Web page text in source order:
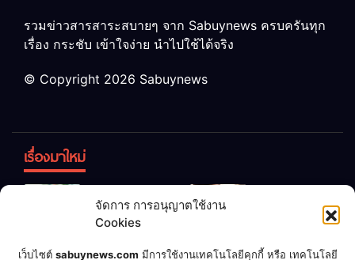
จัดการ การอนุญาตใช้งาน
Cookies
เว็บไซต์ sabuynews.com มีการใช้งานเทคโนโลยีคุกกี้ หรือ เทคโนโลยี
รวมข่าวสารสาระสบายๆ จาก Sabuynews ครบครันทุก
เรื่อง กระชับ เข้าใจง่าย นำไปใช้ได้จริง
© Copyright 2026 Sabuynews
เรื่องมาใหม่
ทิ้ง! เปลี่ยน
เป็น “ปุ๋ย
จุลินทรีย์”
หญิง 12 ขวบ
แต่งงานกับ
เชื่อพ่อแล้ว เจ้าของคาร์